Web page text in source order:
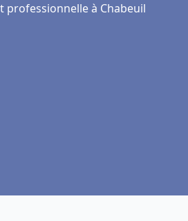
à Chabeuil